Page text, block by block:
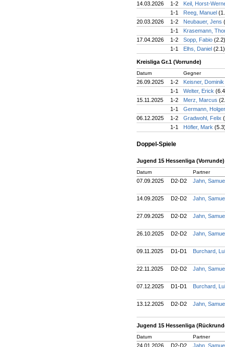
14.03.2026
1-2
Keil, Horst-
1-1
Reeg, Manuel
20.03.2026
1-2 Neubauer, Jens
1-1
Krasemann,
17.04.2026
1-2 Sopp, Fabio (2.2)
1-1
Elhs, Daniel (2.1)
Kreisliga Gr.1 (Vorrunde)
Datum Gegner
26.09.2025 1-2
Keisner, Dominik
1-1
Welter, Erick
15.11.2025
1-2 Merz, Marcus
1-1
Germann,
06.12.2025
1-2 Gradwohl, Felix
1-1
Höfler, Mark
Doppel-Spiele
Jugend 15 Hessenliga (Vorrunde)
Datum Partner
07.09.2025 D2-D2 Jahn,
14.09.2025 D2-D2 Jahn,
27.09.2025 D2-D2 Jahn,
26.10.2025 D2-D2 Jahn,
09.11.2025 D1-D1 Burchard,
22.11.2025 D2-D2 Jahn,
07.12.2025 D1-D1 Burchard,
13.12.2025 D2-D2 Jahn,
Jugend 15 Hessenliga
Datum Partner
24.01.2026 D2-D2 Jahn,